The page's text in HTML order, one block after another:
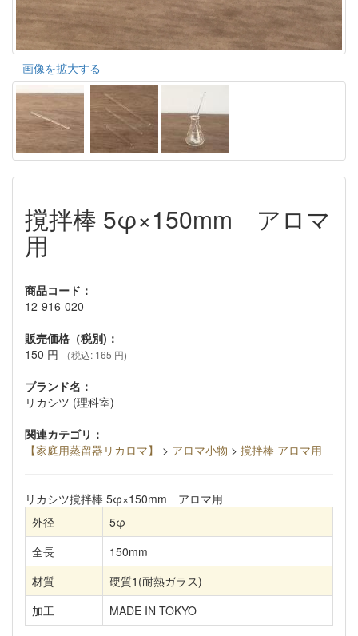
画像を拡大する
撹拌棒 5φ×150mm アロマ
用
商品コード：
12-916-020
販売価格（税別)：
150 円 （税込: 165 円)
ブランド名：
リカシツ (理科室)
関連カテゴリ：
【家庭用蒸留器リカロマ】
> アロマ小物 > 撹拌棒 アロマ用
リカシツ撹拌棒 5φ×150mm アロマ用
外径
5φ
全長
150mm
材質
硬質1(耐熱ガラス)
加工
MADE IN TOKYO